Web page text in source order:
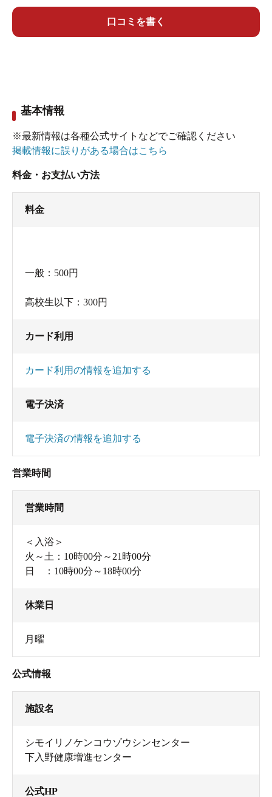
うですが、サウナもあるとの事なのでセットにし
ました。
お風呂もジムもとても綺麗で、気に入った施設で
す✌️
また行こうと思います。
口コミを書く
基本情報
※最新情報は各種公式サイトなどでご確認ください
掲載情報に誤りがある場合はこちら
料金・お支払い方法
料金
一般：500円
高校生以下：300円
カード利用
カード利用の情報を追加する
電子決済
電子決済の情報を追加する
営業時間
営業時間
＜入浴＞
火～土：10時00分～21時00分
日 ：10時00分～18時00分
休業日
月曜
公式情報
施設名
シモイリノケンコウゾウシンセンター
下入野健康増進センター
公式HP